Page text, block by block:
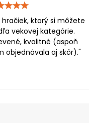
/
5
hračiek, ktorý si môžete
vekovej kategórie.
kvalitné (aspoň
objednávala aj skôr)."